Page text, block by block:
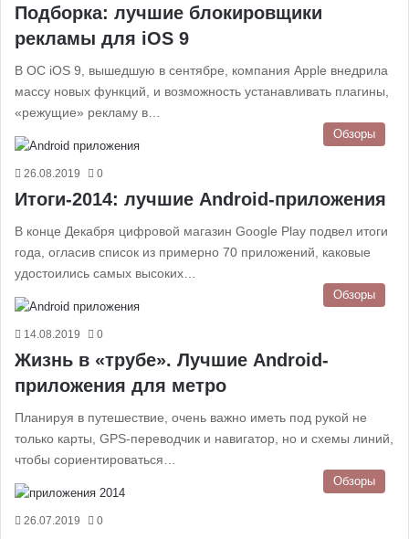
Подборка: лучшие блокировщики
рекламы для iOS 9
В ОС iOS 9, вышедшую в сентябре, компания Apple внедрила
массу новых функций, и возможность устанавливать плагины,
«режущие» рекламу в…
Обзоры
26.08.2019 0
Итоги-2014: лучшие Android-приложения
В конце Декабря цифровой магазин Google Play подвел итоги
года, огласив список из примерно 70 приложений, каковые
удостоились самых высоких…
Обзоры
14.08.2019 0
Жизнь в «трубе». Лучшие Android-
приложения для метро
Планируя в путешествие, очень важно иметь под рукой не
только карты, GPS-переводчик и навигатор, но и схемы линий,
чтобы сориентироваться…
Обзоры
26.07.2019 0